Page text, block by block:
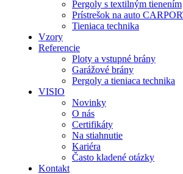
Pergoly s textilným tienením
Prístrešok na auto
Tieniaca technika
Vzory
Referencie
Ploty a vstupné brány
Garážové brány
Pergoly a tieniaca technika
VISIO
Novinky
O nás
Certifikáty
Na stiahnutie
Kariéra
Často kladené otázky
Kontakt